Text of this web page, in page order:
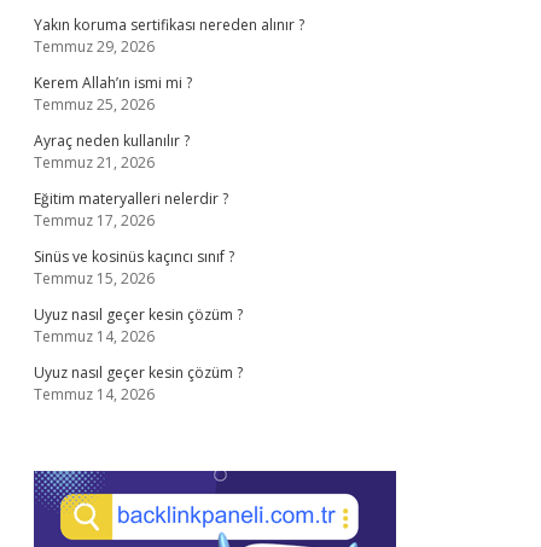
Yakın koruma sertifikası nereden alınır ?
Temmuz 29, 2026
Kerem Allah’ın ismi mi ?
Temmuz 25, 2026
Ayraç neden kullanılır ?
Temmuz 21, 2026
Eğitim materyalleri nelerdir ?
Temmuz 17, 2026
Sinüs ve kosinüs kaçıncı sınıf ?
Temmuz 15, 2026
Uyuz nasıl geçer kesin çözüm ?
Temmuz 14, 2026
Uyuz nasıl geçer kesin çözüm ?
Temmuz 14, 2026